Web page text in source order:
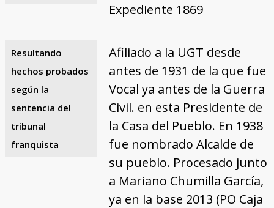
Expediente 1869
Resultando
hechos probados
según la
sentencia del
tribunal
franquista
Afiliado a la UGT desde
antes de 1931 de la que fue
Vocal ya antes de la Guerra
Civil. en esta Presidente de
la Casa del Pueblo. En 1938
fue nombrado Alcalde de
su pueblo. Procesado junto
a Mariano Chumilla García,
ya en la base 2013 (PO Caja